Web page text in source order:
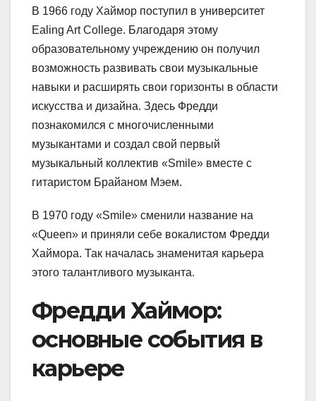
В 1966 году Хаймор поступил в университет
Ealing Art College. Благодаря этому
образовательному учреждению он получил
возможность развивать свои музыкальные
навыки и расширять свои горизонты в области
искусства и дизайна. Здесь Фредди
познакомился с многочисленными
музыкантами и создал свой первый
музыкальный коллектив «Smile» вместе с
гитаристом Брайаном Мэем.
В 1970 году «Smile» сменили название на
«Queen» и приняли себе вокалистом Фредди
Хаймора. Так началась знаменитая карьера
этого талантливого музыканта.
Фредди Хаймор:
основные события в
карьере